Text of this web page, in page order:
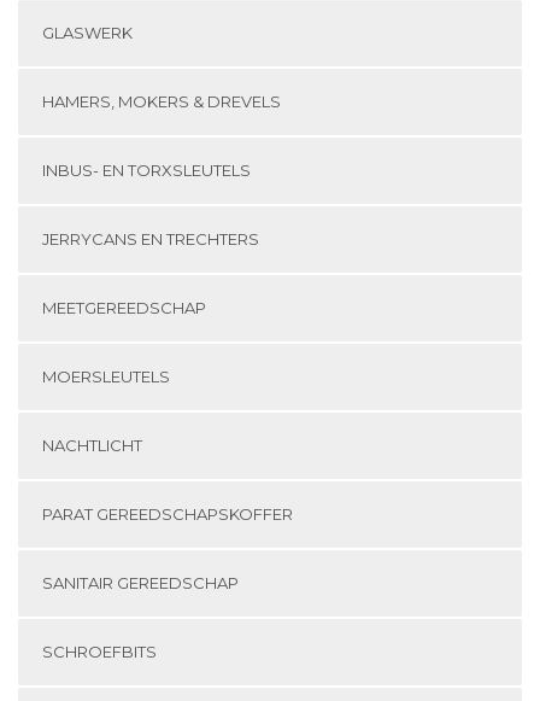
GLASWERK
HAMERS, MOKERS & DREVELS
INBUS- EN TORXSLEUTELS
JERRYCANS EN TRECHTERS
MEETGEREEDSCHAP
MOERSLEUTELS
NACHTLICHT
PARAT GEREEDSCHAPSKOFFER
SANITAIR GEREEDSCHAP
SCHROEFBITS